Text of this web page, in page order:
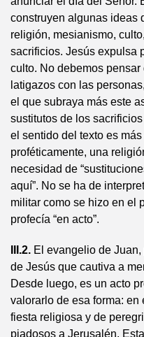
construyen algunas ideas
religión, mesianismo,
sacrificios. Jesús expulsa
culto. No debemos
latigazos con las
el que subraya más este
sustitutos de los
el sentido del texto es
proféticamente, una
necesidad de
aquí”. No se ha de
militar como se hizo en el
profecía “en acto”.
III.2. El evangelio de
de Jesús que cautiva a
Desde luego, es un acto
valorarlo de esa forma: en
fiesta religiosa y de
piadosos a Jerusalén.